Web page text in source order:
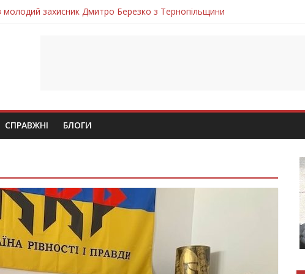
молодий захисник Дмитро Березко з Тернопільщини
Петро Федів повертається до рідного дому «на щиті»
скорботі: на щиті повертається воїн Володимир Паламарчук
безвісти, – Ангелом додому повертається захисник Михайло
СПРАВЖНІ БЛОГИ